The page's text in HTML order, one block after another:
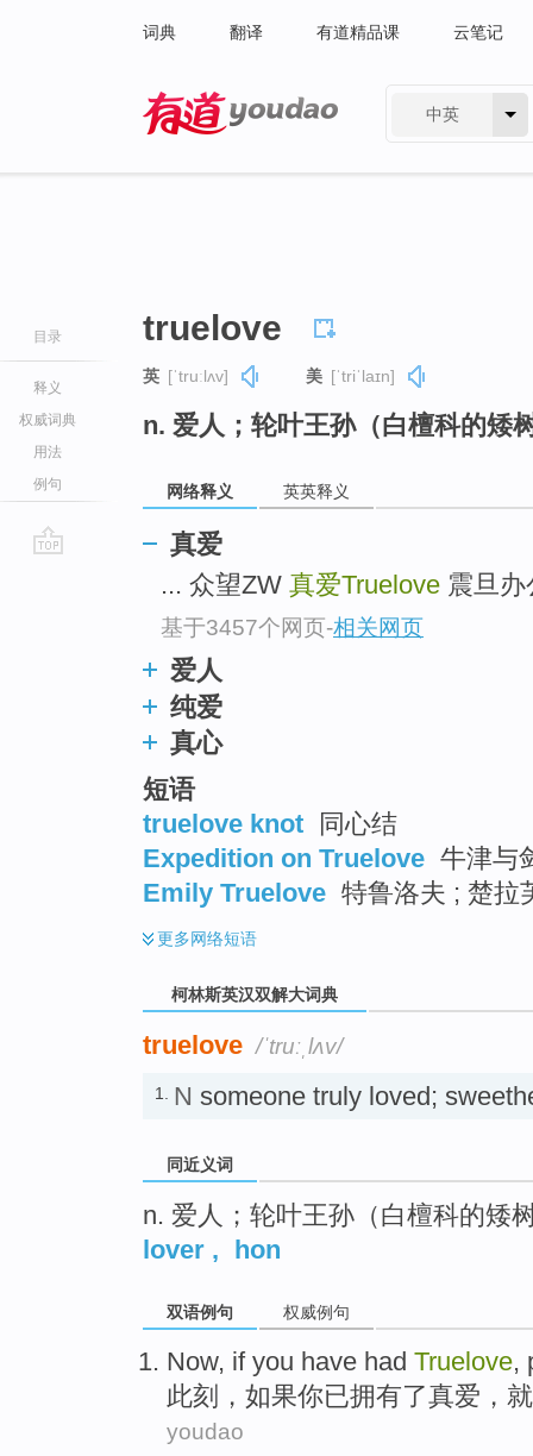
词典 翻译 有道精品课 云笔记
中英
目录
释义
权威词典
用法
例句
truelove
英 [ˈtruːlʌv] 美 [ˈtriˈlaɪn]
n. 爱人；轮叶王孙（白檀科的矮
网络释义 英英释义
真爱
... 众望ZW 真爱Truelove 震旦
基于3457个网页-相关网页
爱人
纯爱
真心
短语
truelove knot
同心结
Expedition on Truelove 牛津与
Emily Truelove 特鲁洛夫 ; 楚拉
更多网络短语
柯林斯英汉双解大词典
truelove /ˈtruːˌlʌv/
1. N someone truly loved;
同近义词
n. 爱人；轮叶王孙（白檀科的矮
lover , hon
双语例句 权威例句
Now, if you have had Truelove,
此刻 ， 如果你已拥有了真爱，就
youdao